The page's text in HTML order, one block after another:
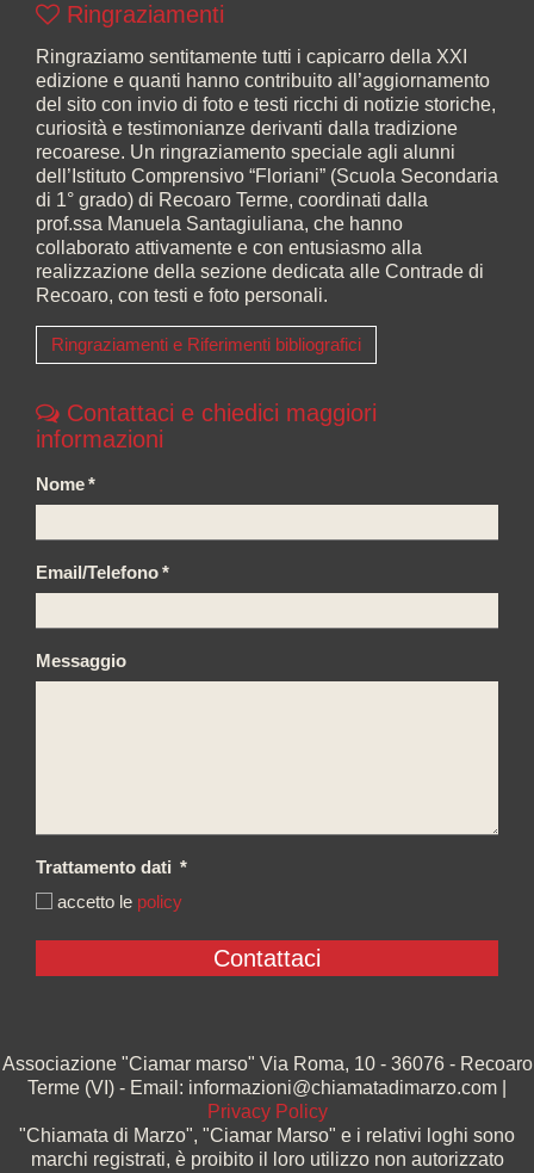
Ringraziamenti
Ringraziamo sentitamente tutti i capicarro della XXI
edizione e quanti hanno contribuito all’aggiornamento
del sito con invio di foto e testi ricchi di notizie storiche,
curiosità e testimonianze derivanti dalla tradizione
recoarese. Un ringraziamento speciale agli alunni
dell’Istituto Comprensivo “Floriani” (Scuola Secondaria
di 1° grado) di Recoaro Terme, coordinati dalla
prof.ssa Manuela Santagiuliana, che hanno
collaborato attivamente e con entusiasmo alla
realizzazione della sezione dedicata alle Contrade di
Recoaro, con testi e foto personali.
Ringraziamenti e Riferimenti bibliografici
Contattaci e chiedici maggiori
informazioni
Nome*
Email/Telefono*
Messaggio
Trattamento dati *
accetto le policy
Associazione "Ciamar marso" Via Roma, 10 - 36076 - Recoaro
Terme (VI) - Email: informazioni@chiamatadimarzo.com |
Privacy Policy
"Chiamata di Marzo", "Ciamar Marso" e i relativi loghi sono
marchi registrati, è proibito il loro utilizzo non autorizzato